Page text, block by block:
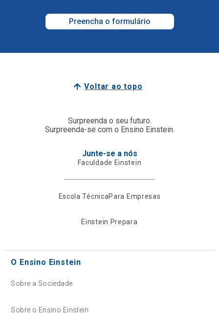
Preencha o formulário
Voltar ao topo
Surpreenda o seu futuro.
Surpreenda-se com o Ensino Einstein.
Junte-se a nós
Faculdade Einstein
Escola TécnicaPara Empresas
Einstein Prepara
O Ensino Einstein
Sobre a Sociedade
Sobre o Ensino Einstein